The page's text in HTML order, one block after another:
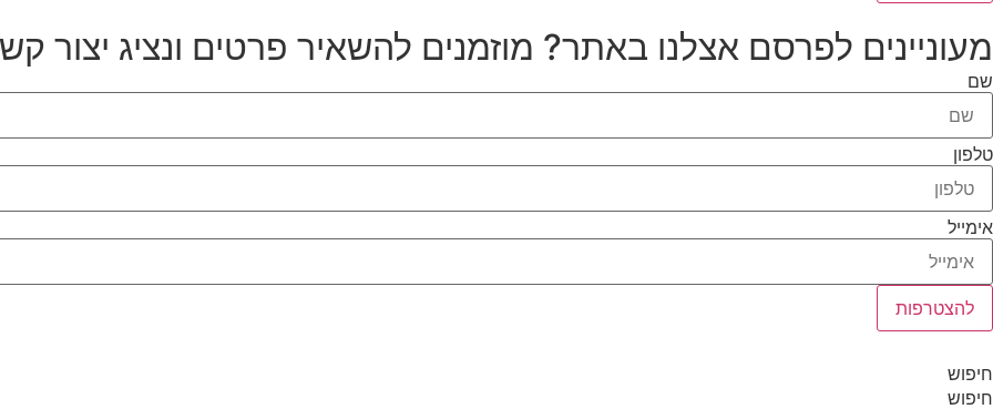
מעוניינים לפרסם אצלנו באתר? מוזמנים להשאיר פרטים ונציג יצור
שם
טלפון
אימייל
להצטרפות
חיפוש
חיפוש